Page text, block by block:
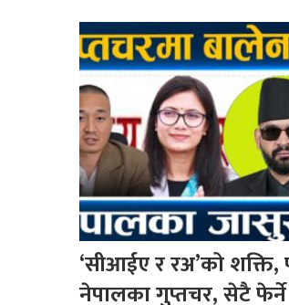
‘सीआईए र रअ’को शक्ति,
नेपालका गुप्तचर, सेटै